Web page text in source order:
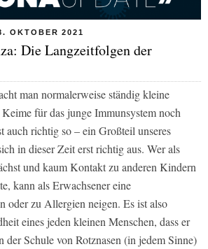
OKTOBER 2021
Die Langzeitfolgen der
man normalerweise ständig kleine
für das junge Immunsystem noch
auch richtig so – ein Großteil unseres
in dieser Zeit erst richtig aus. Wer als
und kaum Kontakt zu anderen Kindern
kann als Erwachsener eine
oder zu Allergien neigen. Es ist also
eines jeden kleinen Menschen, dass er
Schule von Rotznasen (in jedem Sinne)